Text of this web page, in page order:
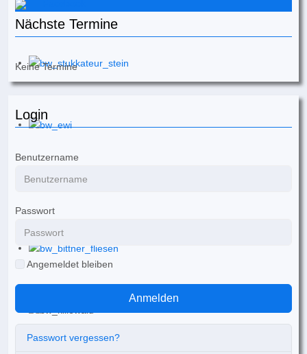
Nächste Termine
Keine Termine
Login
Benutzername
Passwort
Angemeldet bleiben
Anmelden
Passwort vergessen?